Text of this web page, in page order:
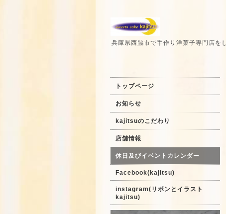
兵庫県西脇市で手作り洋菓子専門店を
トップページ
お知らせ
kajitsuのこだわり
店舗情報
休日及びイベントカレンダー
Facebook(kajitsu)
instagram(リボンとイラスト
kajitsu)